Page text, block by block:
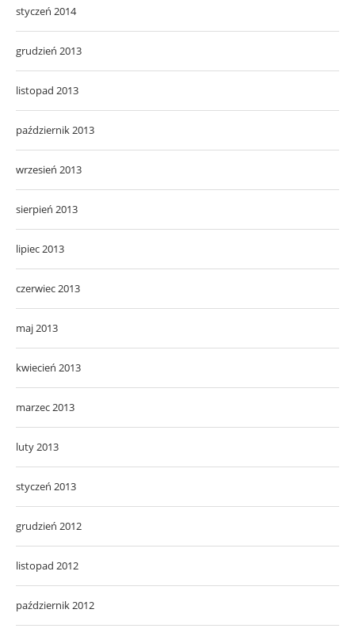
styczeń 2014
grudzień 2013
listopad 2013
październik 2013
wrzesień 2013
sierpień 2013
lipiec 2013
czerwiec 2013
maj 2013
kwiecień 2013
marzec 2013
luty 2013
styczeń 2013
grudzień 2012
listopad 2012
październik 2012